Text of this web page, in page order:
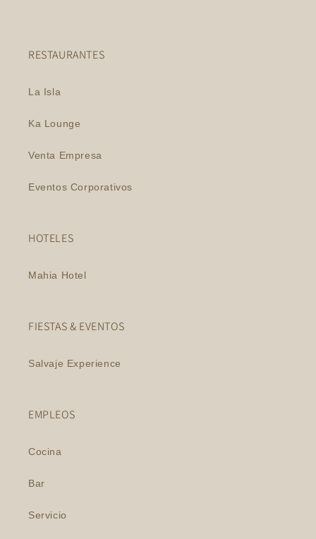
RESTAURANTES
La Isla
Ka Lounge
Venta Empresa
Eventos Corporativos
HOTELES
Mahia Hotel
FIESTAS & EVENTOS
Salvaje Experience
EMPLEOS
Cocina
Bar
Servicio